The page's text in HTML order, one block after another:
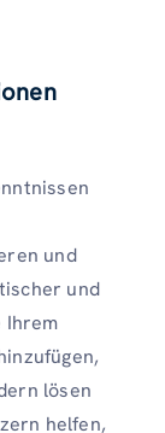
und
und
Ihrem
lösen
helfen,